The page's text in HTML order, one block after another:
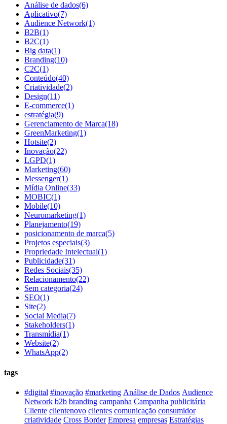
Análise de dados(6)
Aplicativo(7)
Audience Network(1)
B2B(1)
B2C(1)
Big data(1)
Branding(10)
C2C(1)
Conteúdo(40)
Criatividade(2)
Design(11)
E-commerce(1)
estratégia(9)
Gerenciamento de Marca(18)
GreenMarketing(1)
Hotsite(2)
Inovação(22)
LGPD(1)
Marketing(60)
Messenger(1)
Mídia Online(33)
MOBIC(1)
Mobile(10)
Neuromarketing(1)
Planejamento(19)
posicionamento de marca(5)
Projetos especiais(3)
Propriedade Intelectual(1)
Publicidade(31)
Redes Sociais(35)
Relacionamento(22)
Sem categoria(24)
SEO(1)
Site(2)
Social Media(7)
Stakeholders(1)
Transmídia(1)
Website(2)
WhatsApp(2)
tags
#digital #inovação #marketing Análise de Dados Audience
Network b2b branding campanha Campanha publicitária
Cliente clientenovo clientes comunicação consumidor
criatividade Cross Border Empresa empresas Estratégias